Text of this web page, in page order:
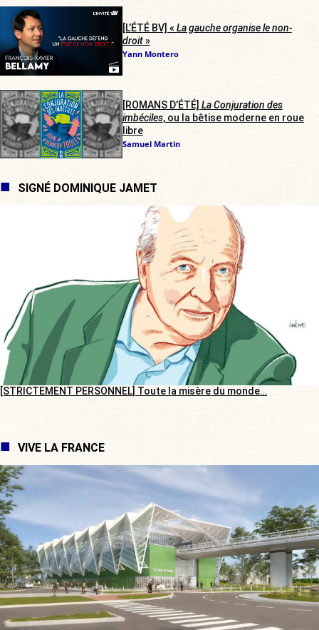
[L’ÉTÉ BV] « La gauche organise le non-
droit»
Yann Montero
[ROMANS D’ÉTÉ] La Conjuration des
imbéciles, ou la bêtise moderne en roue
libre
Samuel Martin
SIGNÉ DOMINIQUE JAMET
[STRICTEMENT PERSONNEL] Toute la misère du monde…
VIVE LA FRANCE